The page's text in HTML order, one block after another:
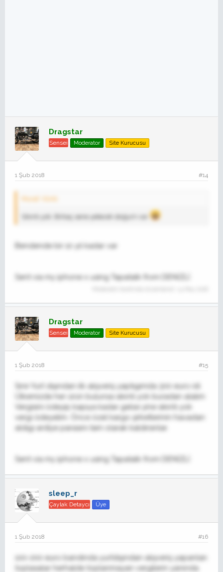
Dragstar
Sensei Moderator Site Kurucusu
1 Şub 2018 #14
Sıkıntı yok. Birkaç sene yetecek stoğum var
Bendende bir 10 yıl kadar var
Sent via my iphone x using Tapatalk from DENİZLİ
Dragstar
Sensei Moderator Site Kurucusu
1 Şub 2018 #15
Sınır Yurt dışından ilk alışveriş yaptıgımda 300 euro idi.
Ülkemizde her ürün bulunsa sıkıntı yok buradan alalım
Vergisini ödeyip kapıya kadar gelse yine sıkıntı yok
vergi ödeyelim. Önce özel kargo şirketlerinin havadan
aldıgı ardiye parasını tam olarak kaldırsınlar.
Sent via my iphone x using Tapatalk from DENİZLİ
sleep_r
Çaylak Detaycı Üye
1 Şub 2018 #16
100-200 euro bandında yurtdışından alışveriş yapanları
toplasalar herhalde toplanmayan vergilerin yanında